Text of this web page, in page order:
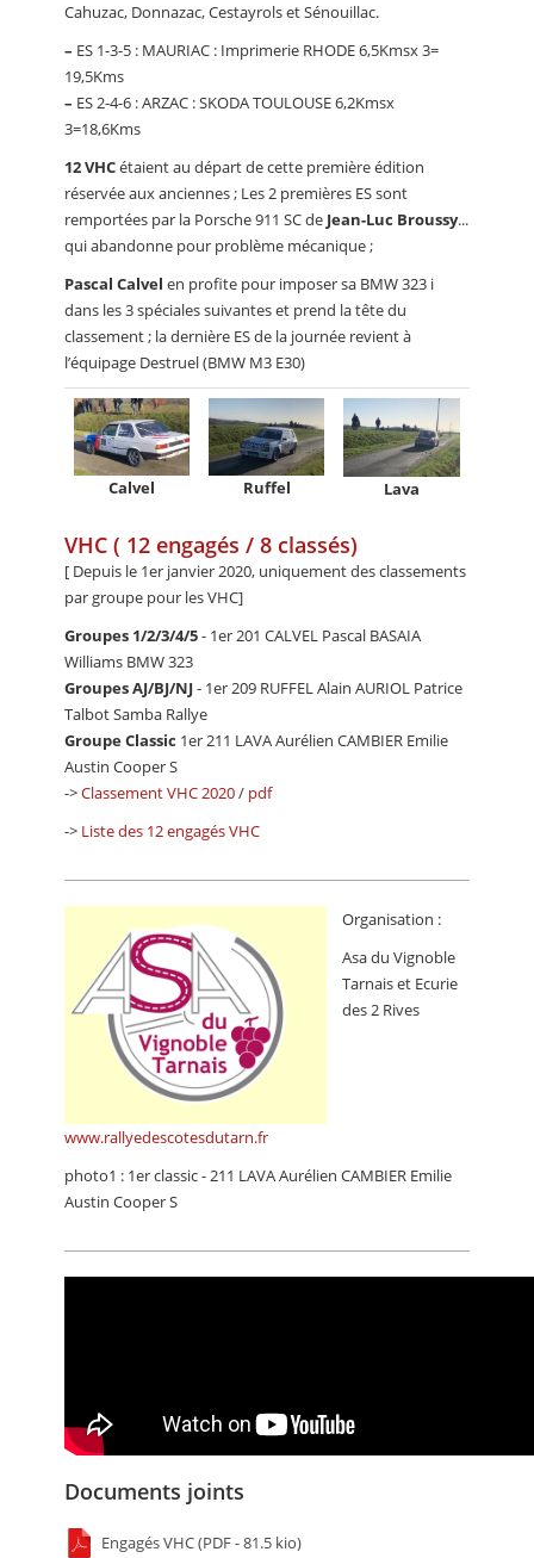
Cahuzac, Donnazac, Cestayrols et Sénouillac.
– ES 1-3-5 : MAURIAC : Imprimerie RHODE 6,5Kmsx 3=
19,5Kms
– ES 2-4-6 : ARZAC : SKODA TOULOUSE 6,2Kmsx
3=18,6Kms
12 VHCétaient au départ de cette première édition
réservée aux anciennes ; Les 2 premières ES sont
remportées par la Porsche 911 SC de Jean-Luc Broussy...
qui abandonne pour problème mécanique ;
Pascal Calvel en profite pour imposer sa BMW 323 i
dans les 3 spéciales suivantes et prend la tête du
classement ; la dernière ES de la journée revient à
l’équipage Destruel (BMW M3 E30)
Calvel Ruffel Lava
VHC ( 12 engagés / 8 classés)
[ Depuis le 1er janvier 2020, uniquement des classements
par groupe pour les VHC]
Groupes 1/2/3/4/5- 1er 201 CALVEL Pascal BASAIA
Williams BMW 323
Groupes AJ/BJ/NJ- 1er 209 RUFFEL Alain AURIOL Patrice
Talbot Samba Rallye
Groupe Classic 1er 211 LAVA Aurélien CAMBIER Emilie
Austin Cooper S
->Classement VHC 2020/ pdf
-> Liste des 12 engagés VHC
Organisation :
Asa du Vignoble
Tarnais et Ecurie
des 2 Rives
www.rallyedescotesdutarn.fr
photo1 : 1er classic - 211 LAVA Aurélien CAMBIER Emilie
Austin Cooper S
Documents joints
Engagés VHC (PDF - 81.5 kio)